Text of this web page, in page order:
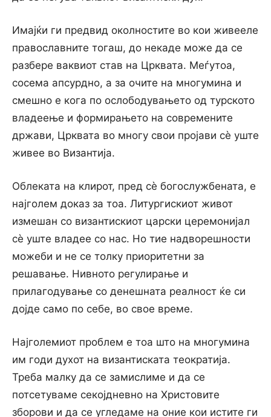
Имајќи ги предвид околностите во кои живееле
православните тогаш, до некаде може да се
разбере ваквиот став на Црквата. Меѓутоа,
сосема апсурдно, а за очите на многумина и
смешно е кога по ослободувањето од турското
владеење и формирањето на современите
држави, Црквата во многу свои пројави сѐ уште
живее во Византија.
Облеката на клирот, пред сѐ богослужбената, е
најголем доказ за тоа. Литургискиот живот
измешан со византискиот царски церемонијал
сѐ уште владее со нас. Но тие надворешности
можеби и не се толку приоритетни за
решавање. Нивното регулирање и
прилагодување со денешната реалност ќе си
дојде само по себе, во свое време.
Најголемиот проблем е тоа што на многумина
им годи духот на византиската теократија.
Треба малку да се замислиме и да се
потсетуваме секојдневно на Христовите
зборови и да се угледаме на оние кои истите ги